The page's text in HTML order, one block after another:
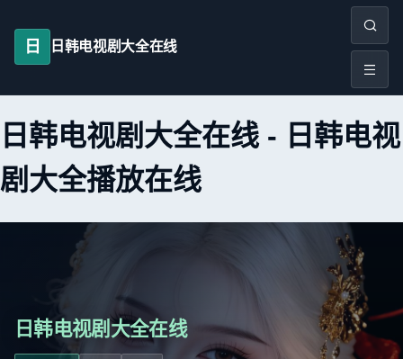
日 日韩电视剧大全在线
日韩电视剧大全在线- 日韩电视
剧大全播放在线
日韩电视剧大全在线